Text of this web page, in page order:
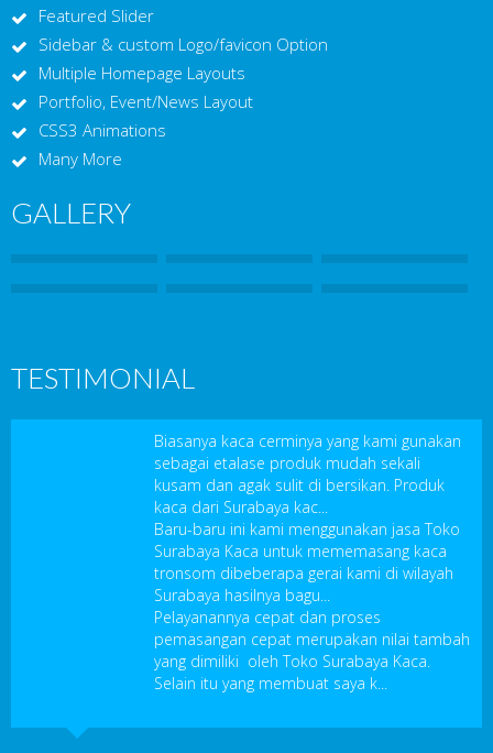
Featured Slider
Sidebar & custom Logo/favicon Option
Multiple Homepage Layouts
Portfolio, Event/News Layout
CSS3 Animations
Many More
GALLERY
TESTIMONIAL
Biasanya kaca cerminya yang kami gunakan
sebagai etalase produk mudah sekali
kusam dan agak sulit di bersikan. Produk
kaca dari Surabaya kac...
Baru-baru ini kami menggunakan jasa Toko
Surabaya Kaca untuk mememasang kaca
tronsom dibeberapa gerai kami di wilayah
Surabaya hasilnya bagu...
Pelayanannya cepat dan proses
pemasangan cepat merupakan nilai tambah
yang dimiliki oleh Toko Surabaya Kaca.
Selain itu yang membuat saya k...